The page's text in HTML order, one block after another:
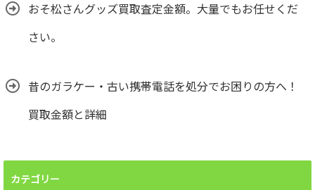
おそ松さんグッズ買取査定金額。大量でもお任せくだ
さい。
昔のガラケー・古い携帯電話を処分でお困りの方へ！
買取金額と詳細
カテゴリー